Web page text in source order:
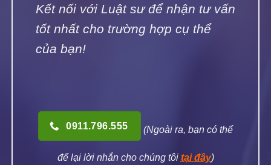
Kết nối với Luật sư để nhận tư vấn
tốt nhất cho trường hợp cụ thể
của bạn!
0911.796.555 (Ngoài ra, bạn có thể
để lại lời nhắn cho chúng tôi tại đây)